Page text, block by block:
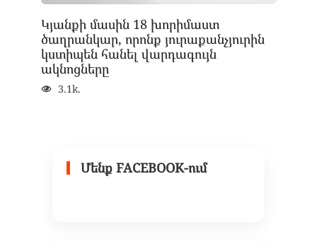
Կյանքի մասին 18 խորիմաստ
ծաղրանկար, որոնք յուրաքանչյուրին
կստիպեն հանել վարդագույն
ակնոցները
3.1k.
Մենք FACEBOOK-ում